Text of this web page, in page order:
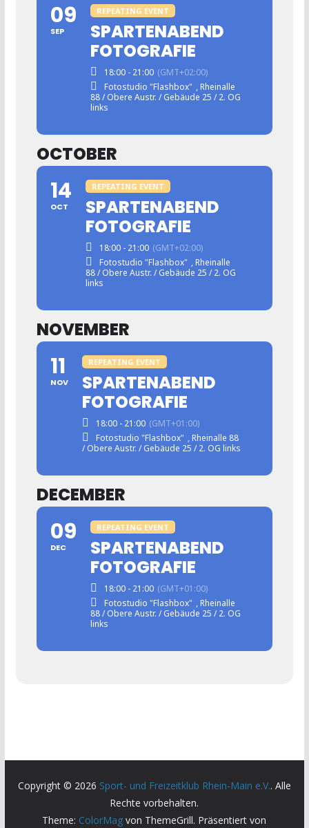
09
SEP
REPEATING EVENT
SPARTENABEND
FOTOGRAFIE
18:00 - 21:00 (GMT+02:00)
Fotostudio "Flashbox" , Rheinalle
88 / Obere Austr. / Gebäude 25 / 2. OG
links
OCTOBER
14
OCT
REPEATING EVENT
SPARTENABEND
FOTOGRAFIE
18:00 - 21:00 (GMT+02:00)
Fotostudio "Flashbox" , Rheinalle
88 / Obere Austr. / Gebäude 25 / 2. OG
links
NOVEMBER
11
NOV
REPEATING EVENT
SPARTENABEND
FOTOGRAFIE
18:00 - 21:00 (GMT+01:00)
Fotostudio "Flashbox" , Rheinalle 88
/ Obere Austr. / Gebäude 25 / 2. OG links
DECEMBER
09
DEC
REPEATING EVENT
SPARTENABEND
FOTOGRAFIE
18:00 - 21:00 (GMT+01:00)
Fotostudio "Flashbox" , Rheinalle
88 / Obere Austr. / Gebäude 25 / 2. OG
links
Copyright © 2026 Sport- und Freizeitklub Rhein-Main e.V.. Alle
Rechte vorbehalten.
Theme: ColorMag von ThemeGrill. Präsentiert von